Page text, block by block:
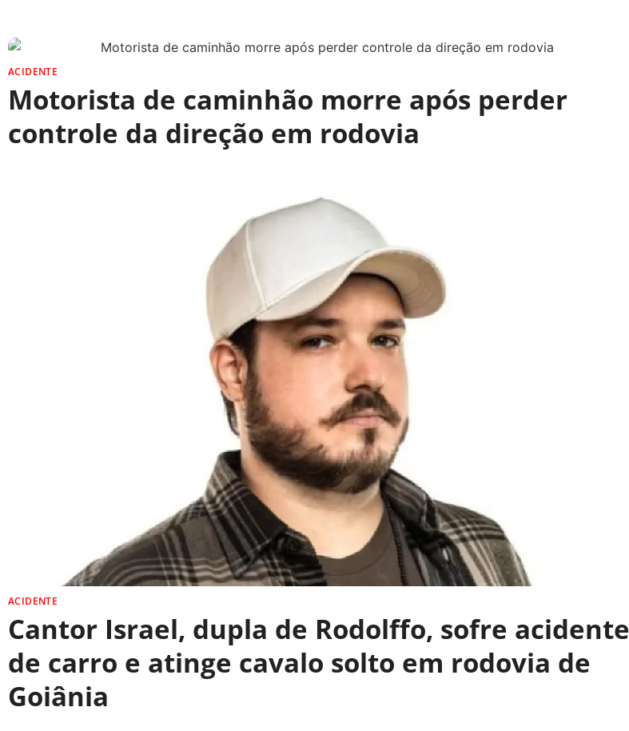
ACIDENTE
Motorista de caminhão morre após perder
controle da direção em rodovia
ACIDENTE
Cantor Israel, dupla de Rodolffo, sofre acidente
de carro e atinge cavalo solto em rodovia de
Goiânia